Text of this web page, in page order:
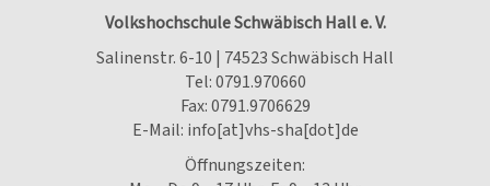
Volkshochschule Schwäbisch Hall e. V.
Salinenstr. 6-10 | 74523 Schwäbisch Hall
Tel:0791.970660
Fax: 0791.9706629
E-Mail: info[at]vhs-sha[dot]de
Öffnungszeiten: